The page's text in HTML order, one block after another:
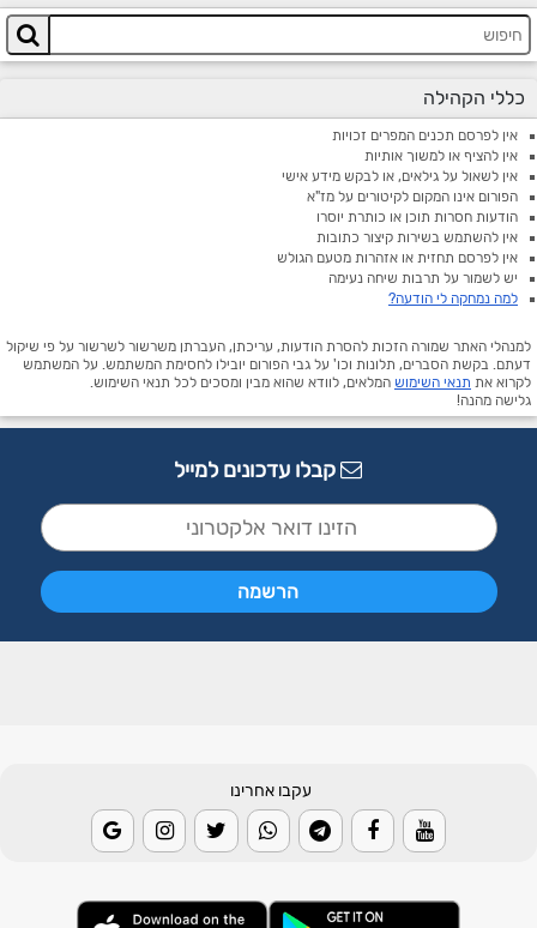
כללי הקהילה
אין לפרסם תכנים המפרים זכויות
אין להציף או למשוך אותיות
אין לשאול על גילאים, או לבקש מידע אישי
הפורום אינו המקום לקיטורים על מז"א
הודעות חסרות תוכן או כותרת יוסרו
אין להשתמש בשירות קיצור כתובות
אין לפרסם תחזית או אזהרות מטעם הגולש
יש לשמור על תרבות שיחה נעימה
למה נמחקה לי הודעה?
למנהלי האתר שמורה הזכות להסרת הודעות, עריכתן, העברתן משרשור לשרשור על פי שיקול
דעתם. בקשת הסברים, תלונות וכו' על גבי הפורום יובילו לחסימת המשתמש. על המשתמש
לקרוא את תנאי השימוש המלאים, לוודא שהוא מבין ומסכים לכל תנאי השימוש.
גלישה מהנה!
קבלו עדכונים למייל
עקבו אחרינו